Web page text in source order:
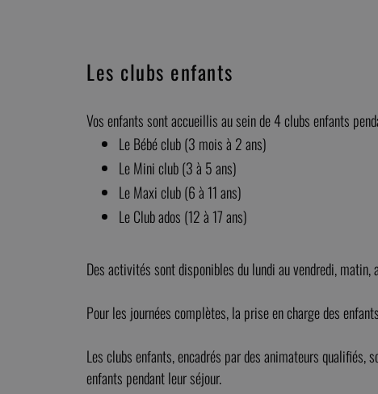
Les clubs enfants
Vos enfants sont accueillis au sein de 4 clubs enfants
Le Bébé club (3 mois à 2 ans)
Le Mini club (3 à 5 ans)
Le Maxi club (6 à 11 ans)
Le Club ados (12 à 17 ans)
Des activités sont disponibles du lundi au vendredi,
Pour les journées complètes, la prise en charge des
Les clubs enfants, encadrés par des animateurs
enfants pendant leur séjour.